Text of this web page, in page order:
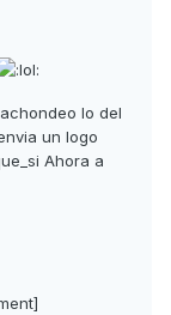
lo del
un logo
Ahora a